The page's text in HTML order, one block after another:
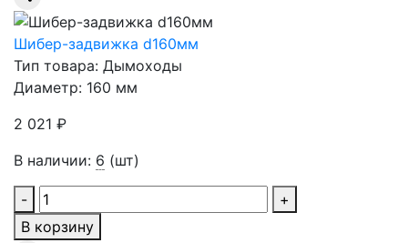
Шибер-задвижка d160мм
Тип товара: Дымоходы
Диаметр: 160 мм
2 021 ₽
В наличии: 6 (шт)
-
+
В корзину